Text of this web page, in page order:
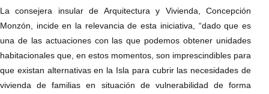
La consejera insular de Arquitectura y Vivienda, Concepción
Monzón, incide en la relevancia de esta iniciativa, “dado que es
una de las actuaciones con las que podemos obtener unidades
habitacionales que, en estos momentos, son imprescindibles para
que existan alternativas en la Isla para cubrir las necesidades de
vivienda de familias en situación de vulnerabilidad de forma